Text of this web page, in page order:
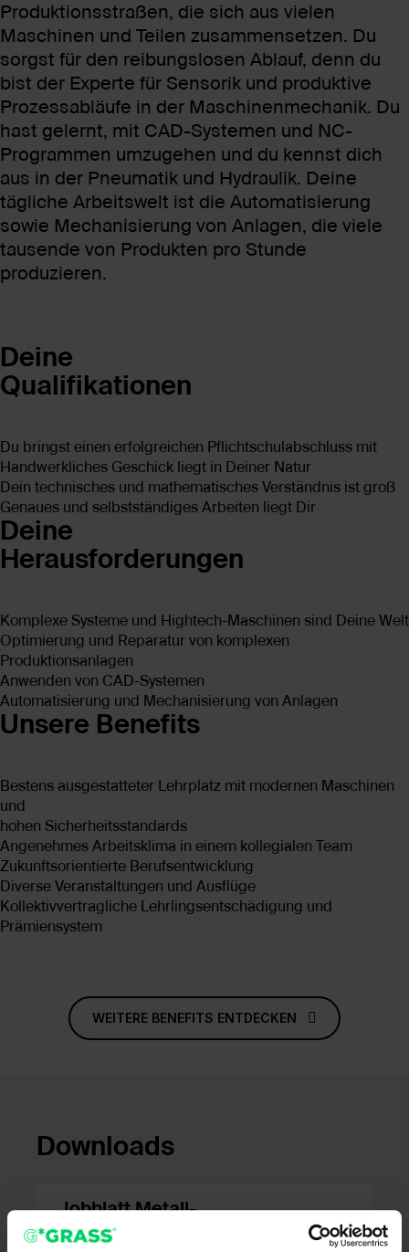
Produktionsstraßen, die sich aus vielen
Maschinen und Teilen zusammensetzen. Du
sorgst für den reibungslosen Ablauf, denn du
bist der Experte für Sensorik und produktive
Prozessabläufe in der Maschinenmechanik. Du
hast gelernt, mit CAD-Systemen und NC-
Programmen umzugehen und du kennst dich
aus in der Pneumatik und Hydraulik. Deine
tägliche Arbeitswelt ist die Automatisierung
sowie Mechanisierung von Anlagen, die viele
tausende von Produkten pro Stunde
produzieren.
Deine
Qualifikationen
Du bringst einen erfolgreichen Pflichtschulabschluss mit
Handwerkliches Geschick liegt in Deiner Natur
Dein technisches und mathematisches Verständnis ist groß
Genaues und selbstständiges Arbeiten liegt Dir
Deine
Herausforderungen
Komplexe Systeme und Hightech-Maschinen sind Deine Welt
Optimierung und Reparatur von komplexen
Produktionsanlagen
Anwenden von CAD-Systemen
Automatisierung und Mechanisierung von Anlagen
Unsere Benefits
Bestens ausgestatteter Lehrplatz mit modernen Maschinen
und
hohen Sicherheitsstandards
Angenehmes Arbeitsklima in einem kollegialen Team
Zukunftsorientierte Berufsentwicklung
Diverse Veranstaltungen und Ausflüge
Kollektivvertragliche Lehrlingsentschädigung und
Prämiensystem
WEITERE BENEFITS ENTDECKEN
Downloads
Jobblatt Metall-,
Maschinenbau- und